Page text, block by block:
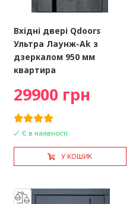
Вхідні двері Qdoors
Ультра Лаунж-Ak з
дзеркалом 950 мм
квартира
29900 грн
Є в наявності
У КОШИК